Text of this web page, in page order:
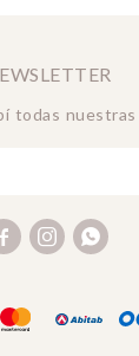
todas
  